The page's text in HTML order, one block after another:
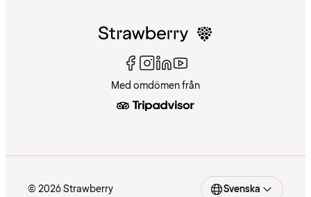
Med omdömen från
© 2026 Strawberry Svenska